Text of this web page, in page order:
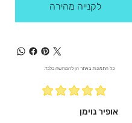
לקנייה מהירה
כל התמונות באתר הן להמחשה בלבד.
אופיר נוימן